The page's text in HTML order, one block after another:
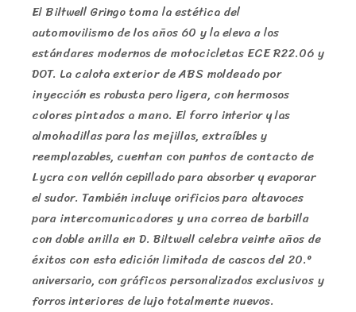
El Biltwell Gringo toma la estética del
automovilismo de los años 60 y la eleva a los
estándares modernos de motocicletas ECE R22.06 y
DOT. La calota exterior de ABS moldeado por
inyección es robusta pero ligera, con hermosos
colores pintados a mano. El forro interior y las
almohadillas para las mejillas, extraíbles y
reemplazables, cuentan con puntos de contacto de
Lycra con vellón cepillado para absorber y evaporar
el sudor. También incluye orificios para altavoces
para intercomunicadores y una correa de barbilla
con doble anilla en D. Biltwell celebra veinte años de
éxitos con esta edición limitada de cascos del 20.º
aniversario, con gráficos personalizados exclusivos y
forros interiores de lujo totalmente nuevos.